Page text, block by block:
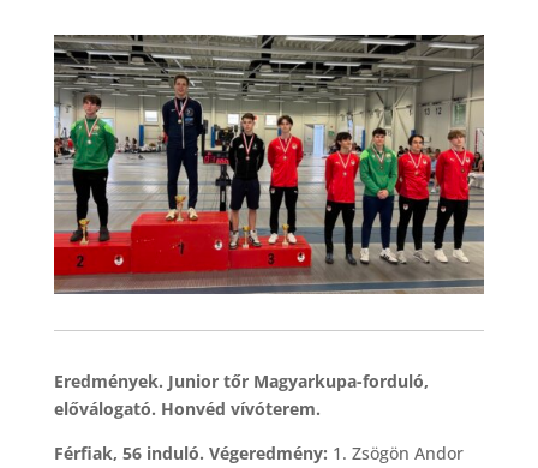
Eredmények. Junior tőr Magyarkupa-forduló,
előválogató. Honvéd vívóterem.
Férfiak, 56 induló. Végeredmény: 1. Zsögön Andor